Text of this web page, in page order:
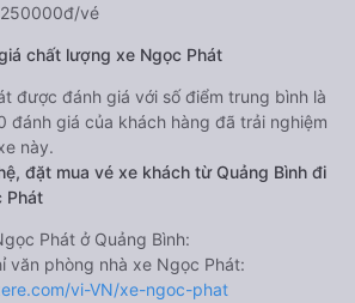
vé
chất lượng xe Ngọc Phát
được đánh giá với số điểm trung bình là
đánh giá của khách hàng đã trải nghiệm
này.
đặt mua vé xe khách từ Quảng Bình đi
Phát
Phát ở Quảng Bình:
văn phòng nhà xe Ngọc Phát:
vi-VN/xe-ngoc-phat